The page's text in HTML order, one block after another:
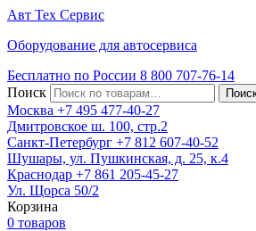
Авт Тех Сервис
Оборудование для автосервиса
Бесплатно по России 8 800 707-76-14
Поиск
Москва +7 495 477-40-27
Дмитровское ш. 100, стр.2
Санкт-Петербург +7 812 607-40-52
Шушары, ул. Пушкинская, д. 25, к.4
Краснодар +7 861 205-45-27
Ул. Щорса 50/2
Корзина
0 товаров